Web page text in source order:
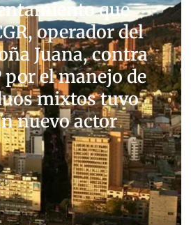
que
operador del
Juana, contra
por el manejo de
mixtos tuvo
nuevo actor